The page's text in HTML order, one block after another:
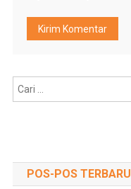
POS-POS TERBARU